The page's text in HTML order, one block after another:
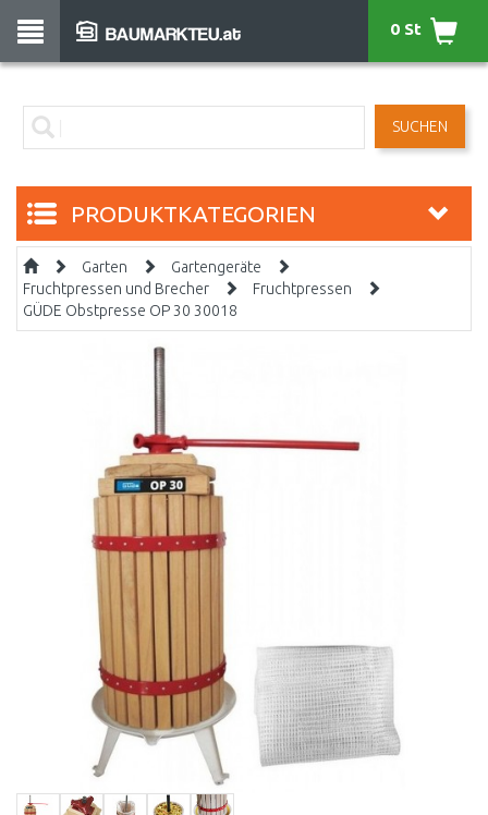
SUCHEN
0 St
PRODUKTKATEGORIEN
Garten
Gartengeräte
Fruchtpressen und Brecher
Fruchtpressen
GÜDE Obstpresse OP 30 30018